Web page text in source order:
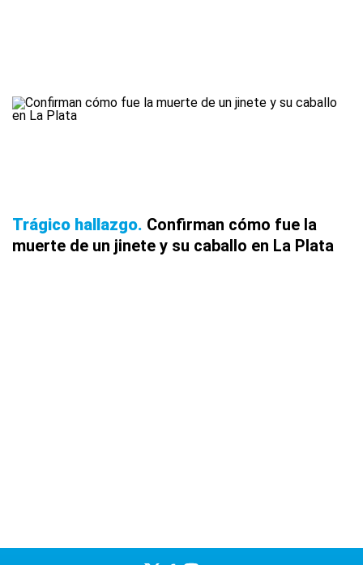
Trágico hallazgo Confirman cómo fue la
muerte de un jinete y su caballo en La Plata